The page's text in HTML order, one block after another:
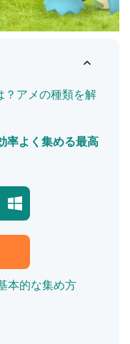
？アメの種類を解
率よく集める最高
本的な集め方